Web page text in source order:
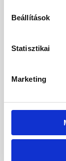
Beállítások
Statisztikai
Marketing
Születési
Útlemondási